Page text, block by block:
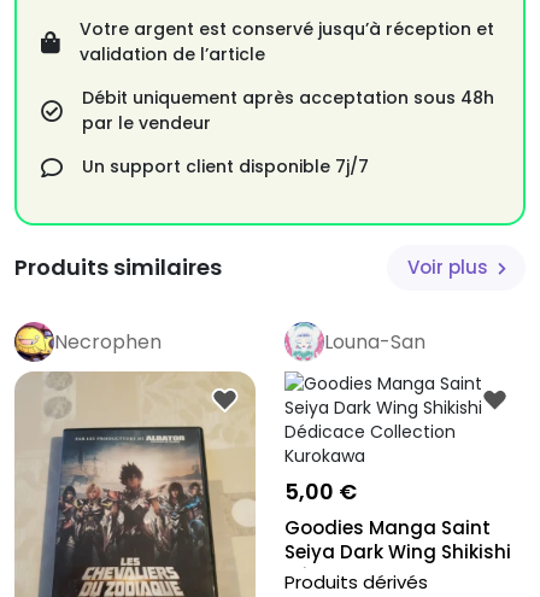
Votre argent est conservé jusqu’à réception et
validation de l’article
Débit uniquement après acceptation sous 48h
par le vendeur
Un support client disponible 7j/7
Produits similaires Voir plus
Necrophen Louna-San
5,00 €
Goodies Manga Saint
Seiya Dark Wing Shikishi
Dédic...
Produits dérivés